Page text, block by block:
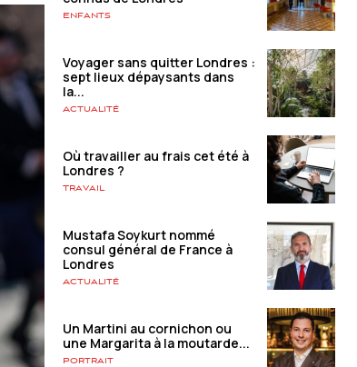
Enfants
Voyager sans quitter Londres :
sept lieux dépaysants dans
la...
Actualité
Où travailler au frais cet été à
Londres ?
Travail
Mustafa Soykurt nommé
consul général de France à
Londres
Actualité
Un Martini au cornichon ou
une Margarita à la moutarde...
Portrait